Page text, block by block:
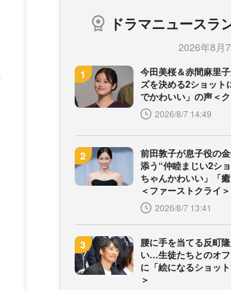
ドラマニュースラ
2026年8月
今田美桜＆赤間麻里
ズを決める2ショット
でかわいい」の声＜
2026/8/7 14:49
前田敦子が息子役の
添う“仲睦まじい2シ
ちゃんかわいい」「
＜ファーストクライ＞
2026/8/7 13:41
腰に手を当てる反町
い…生徒たちとのオ
に「絵になるショッ
＞